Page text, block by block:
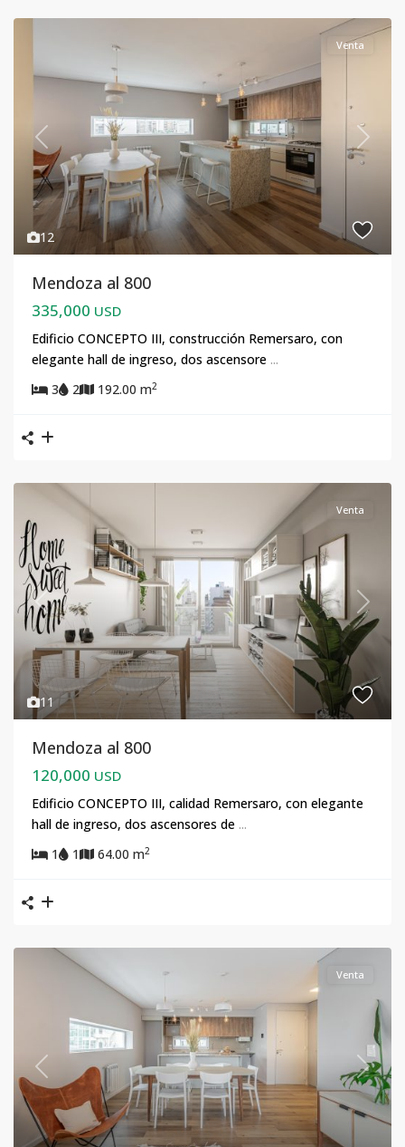
12
Previous Next
Venta
Mendoza al 800
335,000 USD
Edificio CONCEPTO III, construcción Remersaro, con
elegante hall de ingreso, dos ascensore ...
3
2 192.00 m2
11
Previous Next
Venta
Mendoza al 800
120,000 USD
Edificio CONCEPTO III, calidad Remersaro, con elegante
hall de ingreso, dos ascensores de ...
1
1 64.00 m2
Previous Next
Venta